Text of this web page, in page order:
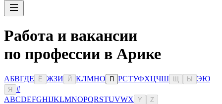
Работа и вакансии
по профессии в Арике
АБВГДЕ Ё ЖЗИ Й КЛМНО П РСТУФХЦЧШ Ы ЭЮ
Я
#
ABCDEFGHIJKLMNOPQRSTUVWX Y Z